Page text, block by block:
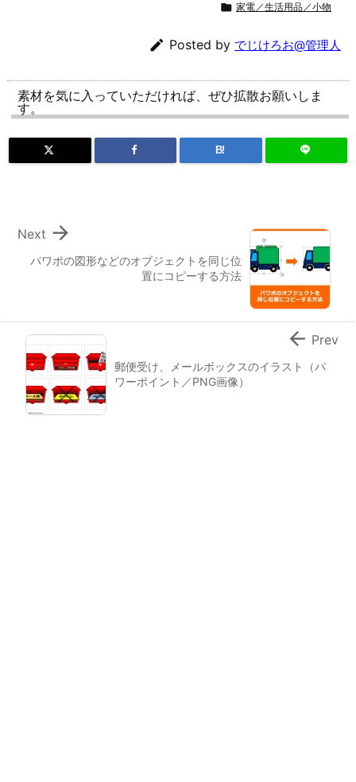
 家電／生活用品／小物
 Posted by でじけろお@管理人
素材を気に入っていただければ、ぜひ拡散お願いしま
す。
B!
パワポの図形などのオブジェクトを同じ位
置にコピーする方法

Next
郵便受け、メールボックスのイラスト（パ
ワーポイント／PNG画像）
 Prev